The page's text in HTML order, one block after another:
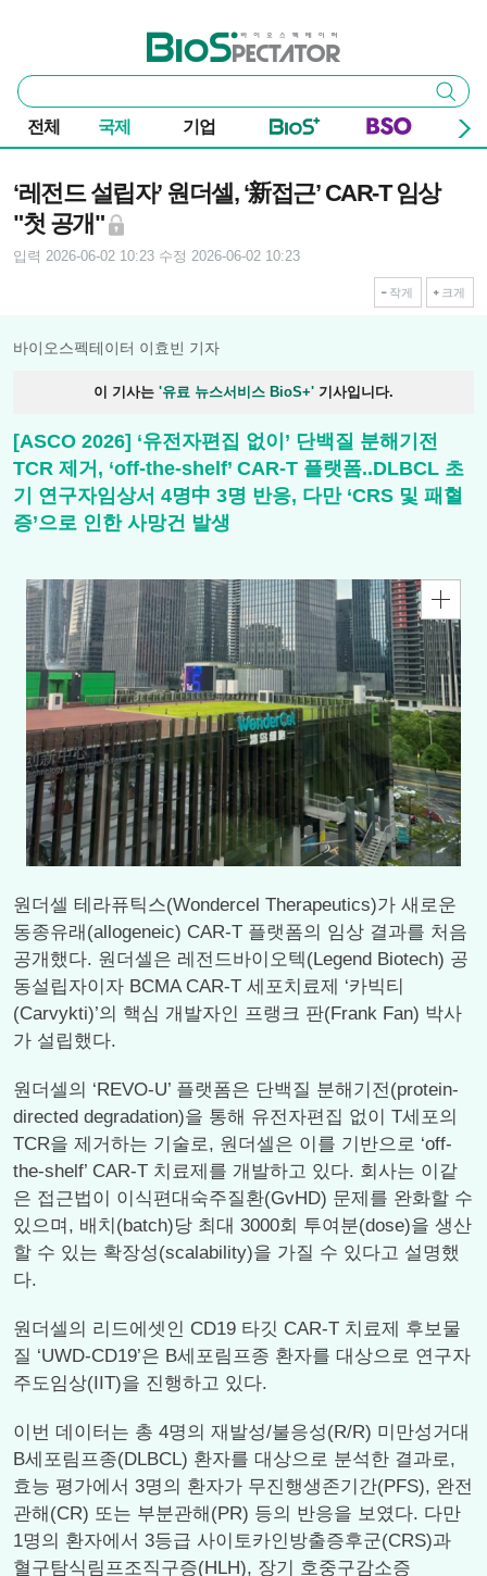
바이오스펙테이터
통
합
검
색
검색
전체 국제 기업
‘레전드 설립자’ 원더셀, ‘新접근’ CAR-T 임상
"첫 공개"
입력 2026-06-02 10:23 수정 2026-06-02 10:23
작게 크게
바이오스펙테이터 이효빈 기자
이 기사는 '유료 뉴스서비스 BioS+' 기사입니다.
[ASCO 2026] ‘유전자편집 없이’ 단백질 분해기전
TCR 제거, ‘off-the-shelf’ CAR-T 플랫폼..DLBCL 초
기 연구자임상서 4명中 3명 반응, 다만 ‘CRS 및 패혈
증’으로 인한 사망건 발생
원더셀 테라퓨틱스(Wondercel Therapeutics)가 새로운
동종유래(allogeneic) CAR-T 플랫폼의 임상 결과를 처음
공개했다. 원더셀은 레전드바이오텍(Legend Biotech) 공
동설립자이자 BCMA CAR-T 세포치료제 ‘카빅티
(Carvykti)’의 핵심 개발자인 프랭크 판(Frank Fan) 박사
가 설립했다.
원더셀의 ‘REVO-U’ 플랫폼은 단백질 분해기전(protein-
directed degradation)을 통해 유전자편집 없이 T세포의
TCR을 제거하는 기술로, 원더셀은 이를 기반으로 ‘off-
the-shelf’ CAR-T 치료제를 개발하고 있다. 회사는 이같
은 접근법이 이식편대숙주질환(GvHD) 문제를 완화할 수
있으며, 배치(batch)당 최대 3000회 투여분(dose)을 생산
할 수 있는 확장성(scalability)을 가질 수 있다고 설명했
다.
원더셀의 리드에셋인 CD19 타깃 CAR-T 치료제 후보물
질 ‘UWD-CD19’은 B세포림프종 환자를 대상으로 연구자
주도임상(IIT)을 진행하고 있다.
이번 데이터는 총 4명의 재발성/불응성(R/R) 미만성거대
B세포림프종(DLBCL) 환자를 대상으로 분석한 결과로,
효능 평가에서 3명의 환자가 무진행생존기간(PFS), 완전
관해(CR) 또는 부분관해(PR) 등의 반응을 보였다. 다만
1명의 환자에서 3등급 사이토카인방출증후군(CRS)과
혈구탐식림프조직구증(HLH), 장기 호중구감소증